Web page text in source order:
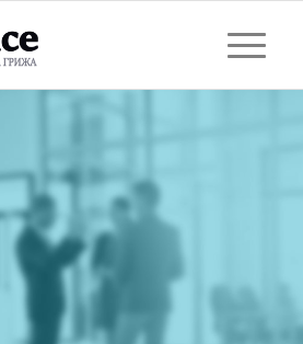
НА
А1: ЛЕГАЛНО
И
РАМКИТЕ НА
ЕС